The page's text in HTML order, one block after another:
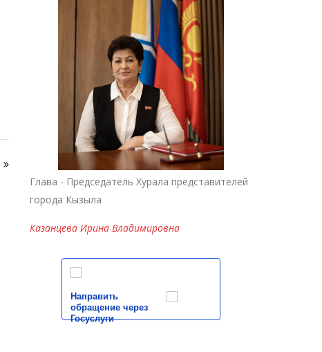
Глава - Председатель Хурала представителей
города Кызыла
Казанцева Ирина Владимировна
Направить
обращение через
Госуслуги